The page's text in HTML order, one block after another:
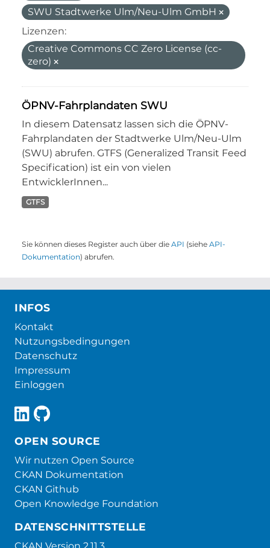
SWU Stadtwerke Ulm/Neu-Ulm GmbH
Lizenzen:
Creative Commons CC Zero License (cc-
zero)
ÖPNV-Fahrplandaten SWU
In diesem Datensatz lassen sich die ÖPNV-
Fahrplandaten der Stadtwerke Ulm/Neu-Ulm
(SWU) abrufen. GTFS (Generalized Transit Feed
Specification) ist ein von vielen
EntwicklerInnen...
GTFS
Sie können dieses Register auch über die API (siehe API-
Dokumentation) abrufen.
INFOS
Kontakt
Nutzungsbedingungen
Datenschutz
Impressum
Einloggen
OPEN SOURCE
Wir nutzen Open Source
CKAN Dokumentation
CKAN Github
Open Knowledge Foundation
DATENSCHNITTSTELLE